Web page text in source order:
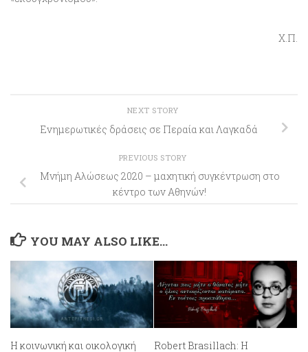
Χ.Π.
NEXT STORY
Ενημερωτικές δράσεις σε Περαία και Λαγκαδά
PREVIOUS STORY
Μνήμη Αλώσεως 2020 – μαχητική συγκέντρωση στο
κέντρο των Αθηνών!
YOU MAY ALSO LIKE...
Η κοινωνική και οικολογική
Robert Brasillach: Η